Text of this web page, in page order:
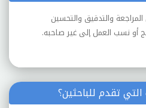
والتدقيق والتحسين
أو نسب العمل إلى غير صاحبه.
تقدم للباحثين؟